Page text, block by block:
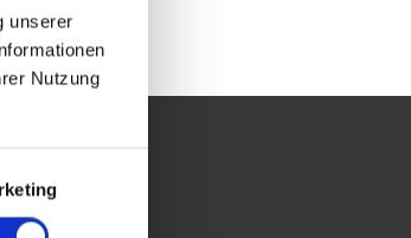
unserer
Nutzung